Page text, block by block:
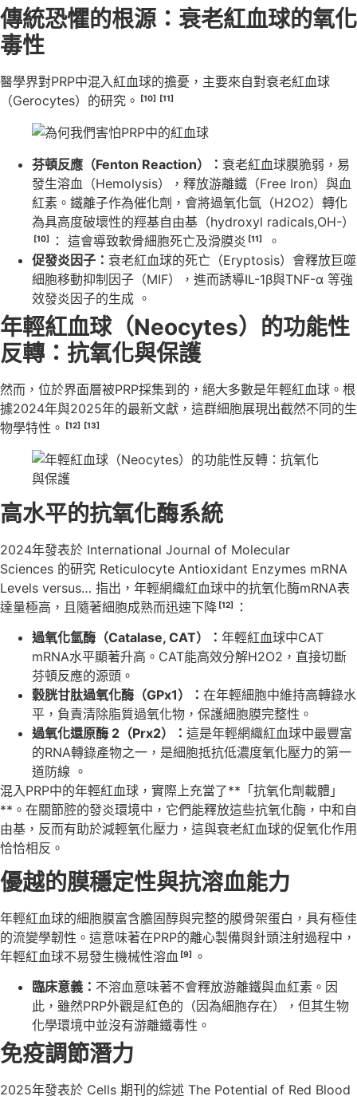
傳統恐懼的根源：衰老紅血球的氧化
毒性
醫學界對PRP中混入紅血球的擔憂，主要來自對衰老紅血球
（Gerocytes）的研究。
[10] [11]
芬頓反應（Fenton Reaction）： 衰老紅血球膜脆弱，易
發生溶血（Hemolysis），釋放游離鐵（Free Iron）與血
紅素。鐵離子作為催化劑，會將過氧化氫（H2O2）轉化
為具高度破壞性的羥基自由基（hydroxyl radicals,OH-）
[10] ： 這會導致軟骨細胞死亡及滑膜炎 [11]
。
促發炎因子： 衰老紅血球的死亡（Eryptosis）會釋放巨噬
細胞移動抑制因子（MIF），進而誘導IL-1β與TNF-α 等強
效發炎因子的生成 。
年輕紅血球（Neocytes）的功能性
反轉：抗氧化與保護
然而，位於界面層被PRP採集到的，絕大多數是年輕紅血球。根
據2024年與2025年的最新文獻，這群細胞展現出截然不同的生
物學特性。
[12] [13]
高水平的抗氧化酶系統
2024年發表於 International Journal of Molecular
Sciences 的研究 Reticulocyte Antioxidant Enzymes mRNA
Levels versus… 指出，年輕網織紅血球中的抗氧化酶mRNA表
達量極高，且隨著細胞成熟而迅速下降 [12]
：
過氧化氫酶（Catalase, CAT）： 年輕紅血球中CAT
mRNA水平顯著升高。CAT能高效分解H2O2，直接切斷
芬頓反應的源頭。
穀胱甘肽過氧化酶（GPx1）： 在年輕細胞中維持高轉錄水
平，負責清除脂質過氧化物，保護細胞膜完整性。
過氧化還原酶 2（Prx2）： 這是年輕網織紅血球中最豐富
的RNA轉錄產物之一，是細胞抵抗低濃度氧化壓力的第一
道防線 。
混入PRP中的年輕紅血球，實際上充當了**「抗氧化劑載體」
**。在關節腔的發炎環境中，它們能釋放這些抗氧化酶，中和自
由基，反而有助於減輕氧化壓力，這與衰老紅血球的促氧化作用
恰恰相反。
優越的膜穩定性與抗溶血能力
年輕紅血球的細胞膜富含膽固醇與完整的膜骨架蛋白，具有極佳
的流變學韌性。這意味著在PRP的離心製備與針頭注射過程中，
年輕紅血球不易發生機械性溶血 [9]
。
臨床意義： 不溶血意味著不會釋放游離鐵與血紅素。因
此，雖然PRP外觀是紅色的（因為細胞存在），但其生物
化學環境中並沒有游離鐵毒性。
免疫調節潛力
2025年發表於 Cells 期刊的綜述 The Potential of Red Blood